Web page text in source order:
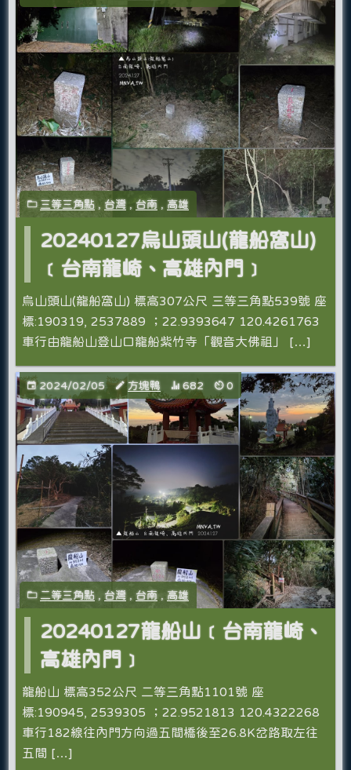
三等三角點,台灣 ,台南 ,高雄
20240127烏山頭山(龍船窩山)
﹝台南龍崎、高雄內門﹞
烏山頭山(龍船窩山) 標高307公尺 三等三角點539號 座
標:190319, 2537889 ；22.9393647 120.4261763
車行由龍船山登山口龍船紫竹寺「觀音大佛祖」 […]
2024/02/05 方塊鴨 682 0
二等三角點 ,台灣 ,台南 ,高雄
20240127龍船山﹝台南龍崎、
高雄內門﹞
龍船山 標高352公尺 二等三角點1101號 座
標:190945, 2539305 ；22.9521813 120.4322268
車行182線往內門方向過五間橋後至26.8K岔路取左往
五間 […]